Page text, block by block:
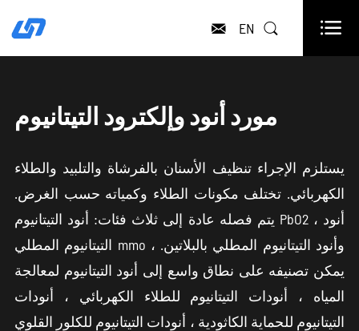
 EN  
مورد أنود وإلكترود التيتانيوم
يستلزم الإجراء تنظيف الأسنان بالفرشاة والتلبيد والطلاء
الكهربائي. تختلف مكونات الطلاء وكمياته حسب الغرض.
يتم فصله عادة إلى ثلاث فئات: أنود التيتانيوم PbO2 ، أنود
التيتانيوم المطلي mmo ، وأنود التيتانيوم المطلي بالبلاتين.
يمكن تصنيفه على نطاق واسع إلى أنود التيتانيوم لمعالجة
المياه ، أنودات التيتانيوم للطلاء الكهربائي ، أنودات
التيتانيوم للحماية الكاثودية ، أنودات التيتانيوم للكلور القلوي